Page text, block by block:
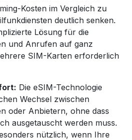
Kosten im Vergleich zu
deutlich senken.
Lösung für die
und Anrufen auf ganz
SIM-Karten erforderlich
Die eSIM-Technologie
Wechsel zwischen
oder Anbietern, ohne dass
ausgetauscht werden muss.
nützlich, wenn Ihre